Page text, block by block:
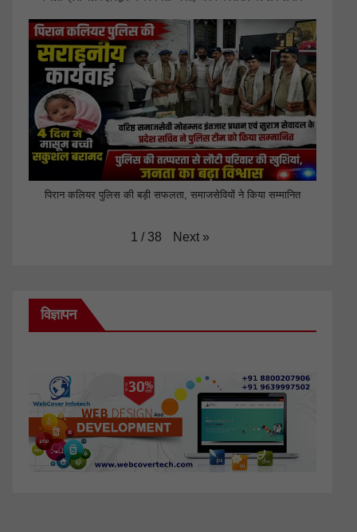
पिरान कलियर पुलिस की बड़ी सफलता, समाजसेवियों ने किया सम्मानित
1 / 38 Next »
विज्ञापन